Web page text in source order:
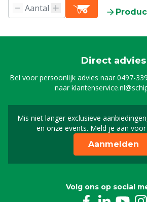
Direct advies
Bel voor persoonlijk advies naar0497-
naar
Mis niet langer exclusieve
en onze events. Meld je aan
Schrijf
Aanmelden
Volg ons op social